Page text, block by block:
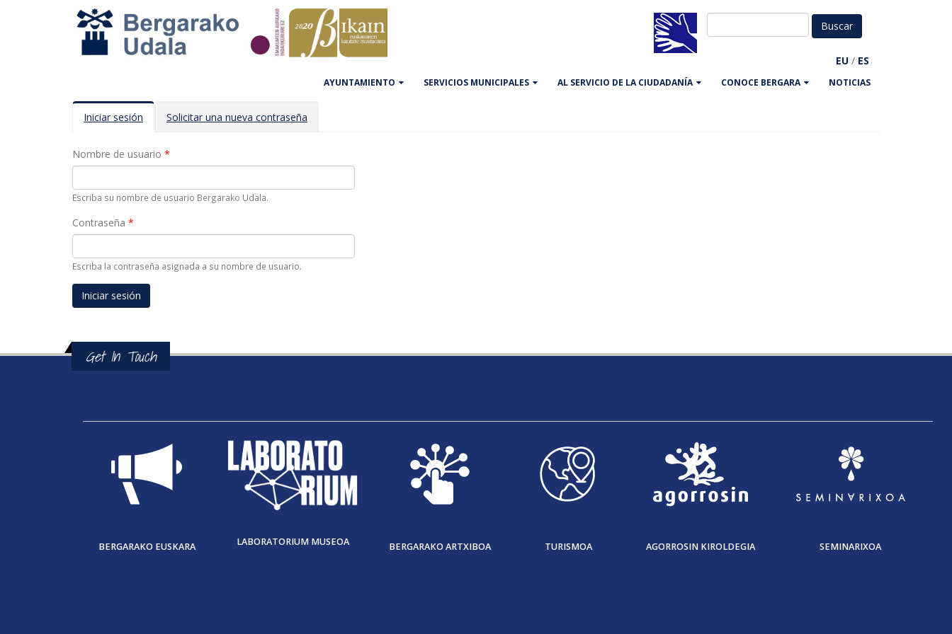
EU / ES
AYUNTAMIENTO SERVICIOS MUNICIPALES AL SERVICIO DE LA CIUDADANÍA CONOCE BERGARA NOTICIAS
Solapas principales
Iniciar sesión (solapaSolicitar una nueva contraseña
Nombre de usuario *
Escriba su nombre de usuario Bergarako Udala.
Contraseña *
Escriba la contraseña asignada a su nombre de usuario.
Get In Touch
BERGARAKO EUSKARA LABORATORIUM MUSEOA BERGARAKO ARTXIBOA TURISMOA AGORROSIN KIROLDEGIA SEMINARIXOA